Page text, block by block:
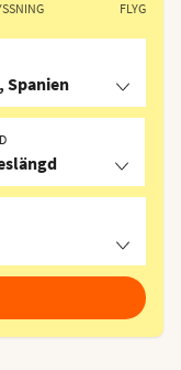
FLYG
Spanien